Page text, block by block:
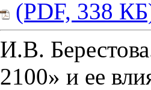
(PDF, 338
И.В.
2100» и ее